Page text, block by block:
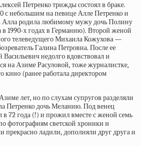
Петренко трижды состоял в браке.
с небольшим на певице Алле Петренко и
Алла родила любимому мужу дочь Полину
в 1990-х годах в Германию). Второй женой
телеведущего Михаила Кожухова —
Галина Петровна. После ее
Васильевич недолго вдовствовал и
на Азиме Расуловой, тоже журналистке,
кино (ранее работала директором
лет, но по слухам супругов разделяли
Петренко дочь Меланию. Под венец
72 года (!) и прожил вместе с женой семь
фотографиям светской хроники и
прекрасно ладили, дополняли друг друга и